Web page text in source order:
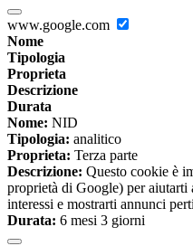
www.google.com
Nome
Tipologia
Proprieta
Descrizione
Durata
Nome: NID
Tipologia: analitico
Proprieta: Terza parte
Descrizione: Questo cookie è
proprietà di Google) per
interessi e mostrarti annunci
Durata: 6 mesi 3 giorni